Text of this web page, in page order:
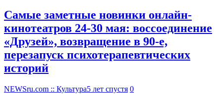
Самые заметные новинки онлайн-
кинотеатров 24-30 мая: воссоединение
«Друзей», возвращение в 90-е,
перезапуск психотерапевтических
историй
NEWSru.com :: Культура5 лет спустя 0